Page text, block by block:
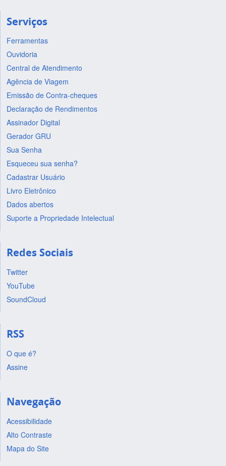
Serviços
Ferramentas
Ouvidoria
Central de Atendimento
Agência de Viagem
Emissão de Contra-cheques
Declaração de Rendimentos
Assinador Digital
Gerador GRU
Sua Senha
Esqueceu sua senha?
Cadastrar Usuário
Livro Eletrônico
Dados abertos
Suporte a Propriedade Intelectual
Redes Sociais
Twitter
YouTube
SoundCloud
RSS
O que é?
Assine
Navegação
Acessibilidade
Alto Contraste
Mapa do Site